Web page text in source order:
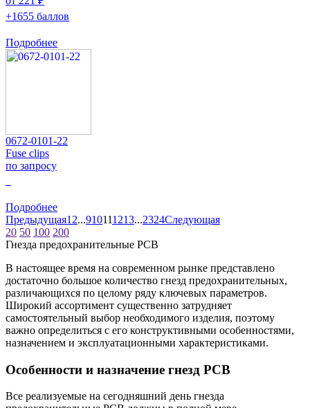
+1655 баллов
Подробнее
0672-0101-22
Fuse clips
по запросу
Подробнее
Предыдущая1 2...910111213...2324Следующая
20 50 100 200
Гнезда предохранительные PCB
В настоящее время на современном рынке представлено
достаточно большое количество гнезд предохранительных,
различающихся по целому ряду ключевых параметров.
Широкий ассортимент существенно затрудняет
самостоятельный выбор необходимого изделия, поэтому
важно определиться с его конструктивными особенностями,
назначением и эксплуатационными характеристиками.
Особенности и назначение гнезд РСВ
Все реализуемые на сегодняшний день гнезда